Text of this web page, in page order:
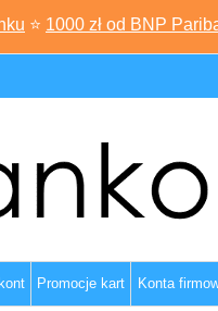
⭐ 1000 zł od BNP
Promocje kart Konta